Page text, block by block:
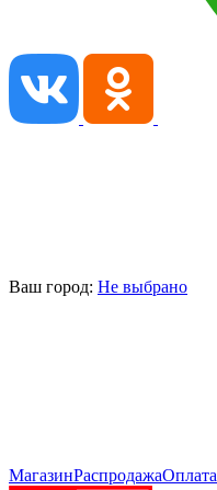
Ваш город: Не выбрано
МагазинРаспродажаОплата